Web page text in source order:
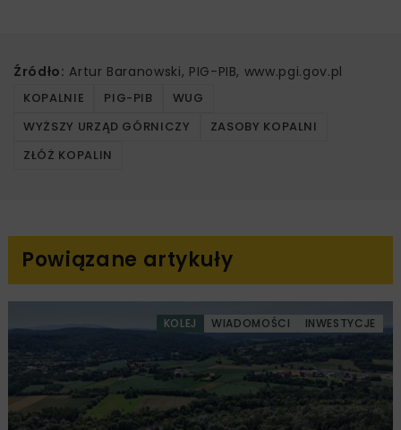
Źródło: Artur Baranowski, PIG-PIB, www.pgi.gov.pl
KOPALNIE PIG-PIB
WUG
WYŻSZY URZĄD GÓRNICZY
ZASOBY KOPALNI
ZŁÓŻ KOPALIN
Powiązane artykuły
KOLEJ WIADOMOŚCI INWESTYCJE